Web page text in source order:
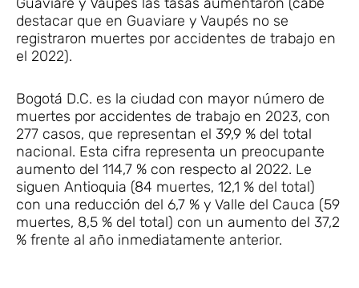
destacar que en Guaviare y Vaupés no se
registraron muertes por accidentes de trabajo en
el 2022).
Bogotá D.C. es la ciudad con mayor número de
muertes por accidentes de trabajo en 2023, con
277 casos, que representan el 39,9 % del total
nacional. Esta cifra representa un preocupante
aumento del 114,7 % con respecto al 2022. Le
siguen Antioquia (84 muertes, 12,1 % del total)
con una reducción del 6,7 % y Valle del Cauca (59
muertes, 8,5 % del total) con un aumento del 37,2
% frente al año inmediatamente anterior.